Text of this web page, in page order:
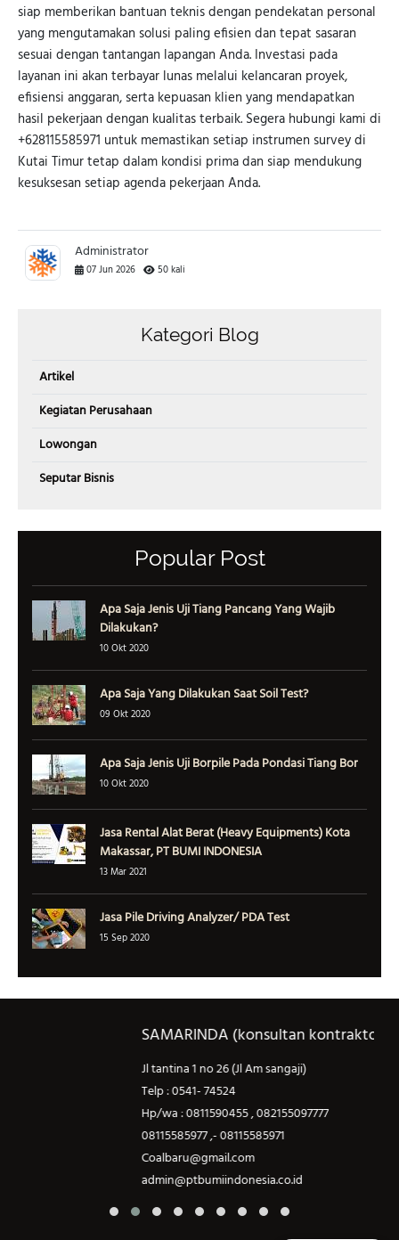
siap memberikan bantuan teknis dengan pendekatan personal
yang mengutamakan solusi paling efisien dan tepat sasaran
sesuai dengan tantangan lapangan Anda. Investasi pada
layanan ini akan terbayar lunas melalui kelancaran proyek,
efisiensi anggaran, serta kepuasan klien yang mendapatkan
hasil pekerjaan dengan kualitas terbaik. Segera hubungi kami di
+628115585971 untuk memastikan setiap instrumen survey di
Kutai Timur tetap dalam kondisi prima dan siap mendukung
kesuksesan setiap agenda pekerjaan Anda.
Administrator
07 Jun 2026 50 kali
Kategori Blog
Artikel
Kegiatan Perusahaan
Lowongan
Seputar Bisnis
Popular Post
Apa Saja Jenis Uji Tiang Pancang Yang Wajib
Dilakukan?
10 Okt 2020
Apa Saja Yang Dilakukan Saat Soil Test?
09 Okt 2020
Apa Saja Jenis Uji Borpile Pada Pondasi Tiang Bor
10 Okt 2020
Jasa Rental Alat Berat (Heavy Equipments) Kota
Makassar, PT BUMI INDONESIA
13 Mar 2021
Jasa Pile Driving Analyzer/ PDA Test
15 Sep 2020
SAMARINDA (konsultan kontraktor)
Jl tantina 1 no 26 (Jl Am sangaji)
Hp/wa : 0811590455 , 082155097777
08115585977 ,- 08115585971
admin@ptbumiindonesia.co.id